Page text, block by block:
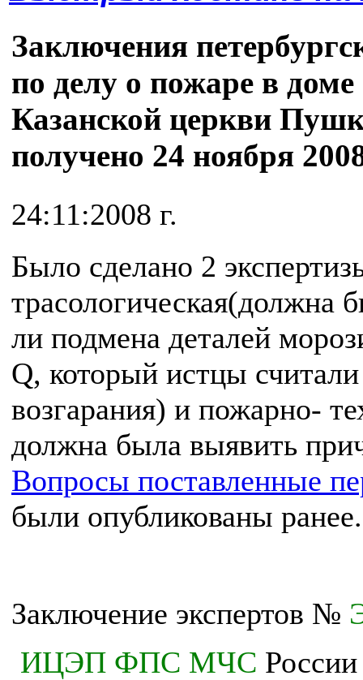
Заключения
по делу о пожаре в
Казанской церкви
получено 24 ноября
24:11:2008 г.
Было сделано 2
трасологическая(должна
ли подмена деталей
Q, который истцы
возгарания) и пожарно-
должна была выявить
Вопросы поставленные
были опубликованы
Заключение экспертов №
ИЦЭП ФПС МЧС России